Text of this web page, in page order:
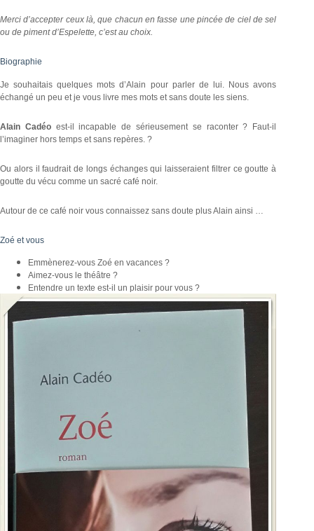
Merci d’accepter ceux là, que chacun en fasse une pincée de ciel de sel
ou de piment d’Espelette, c’est au choix.
Biographie
Je souhaitais quelques mots d’Alain pour parler de lui. Nous avons
échangé un peu et je vous livre mes mots et sans doute les siens.
Alain Cadéoest-il incapable de sérieusement se raconter ? Faut-il
l’imaginer hors temps et sans repères. ?
Ou alors il faudrait de longs échanges qui laisseraient filtrer ce goutte à
goutte du vécu comme un sacré café noir.
Autour de ce café noir vous connaissez sans doute plus Alain ainsi …
Zoé et vous
Emmènerez-vous Zoé en vacances ?
Aimez-vous le théâtre ?
Entendre un texte est-il un plaisir pour vous ?